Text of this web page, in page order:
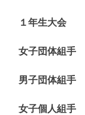
１年生大会
女子団体組手
男子団体組手
女子個人組手